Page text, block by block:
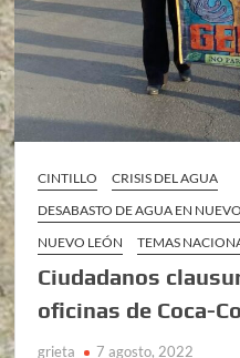
CINTILLO
CRISIS DEL AGUA
DESABASTO DE AGUA EN
NUEVO LEÓN
TEMAS
Ciudadanos
oficinas de Coca-
grieta 7 agosto, 2022